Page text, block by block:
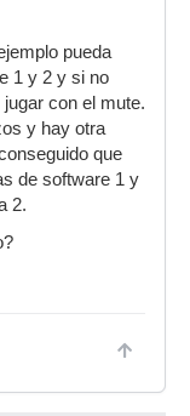
pueda
1 y 2 y si no
con el mute.
y hay otra
que
de software 1 y
2.